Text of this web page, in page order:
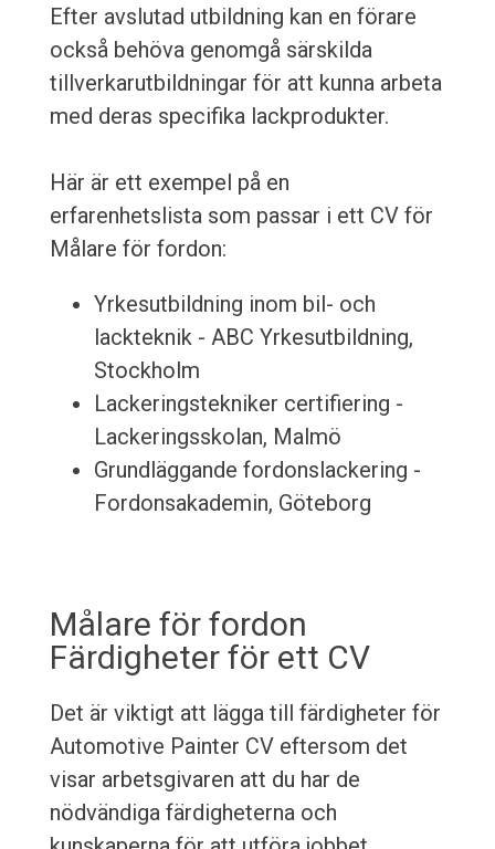
Efter avslutad utbildning kan en förare
också behöva genomgå särskilda
tillverkarutbildningar för att kunna arbeta
med deras specifika lackprodukter.
Här är ett exempel på en
erfarenhetslista som passar i ett CV för
Målare för fordon:
Yrkesutbildning inom bil- och
lackteknik - ABC Yrkesutbildning,
Stockholm
Lackeringstekniker certifiering -
Lackeringsskolan, Malmö
Grundläggande fordonslackering -
Fordonsakademin, Göteborg
Målare för fordon
Färdigheter för ett CV
Det är viktigt att lägga till färdigheter för
Automotive Painter CV eftersom det
visar arbetsgivaren att du har de
nödvändiga färdigheterna och